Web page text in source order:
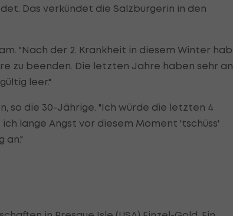
Das verkündet die Salzburgerin in den
"Nach der 2. Krankheit in diesem Winter hab
zu beenden. Die letzten Jahre haben sehr an
leer."
so die 30-Jährige. "Ich würde die letzten 4
lange Angst vor diesem Moment 'tschüss'
an."